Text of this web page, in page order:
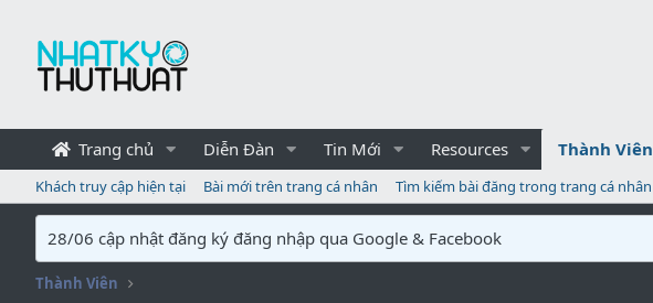
Trang chủ Diễn Đàn Tin Mới Resources Thành Viên
Khách truy cập hiện tại Bài mới trên trang cá nhân Tìm kiếm bài đăng trong trang cá nhân
28/06 cập nhật đăng ký đăng nhập qua Google & Facebook
Thành Viên